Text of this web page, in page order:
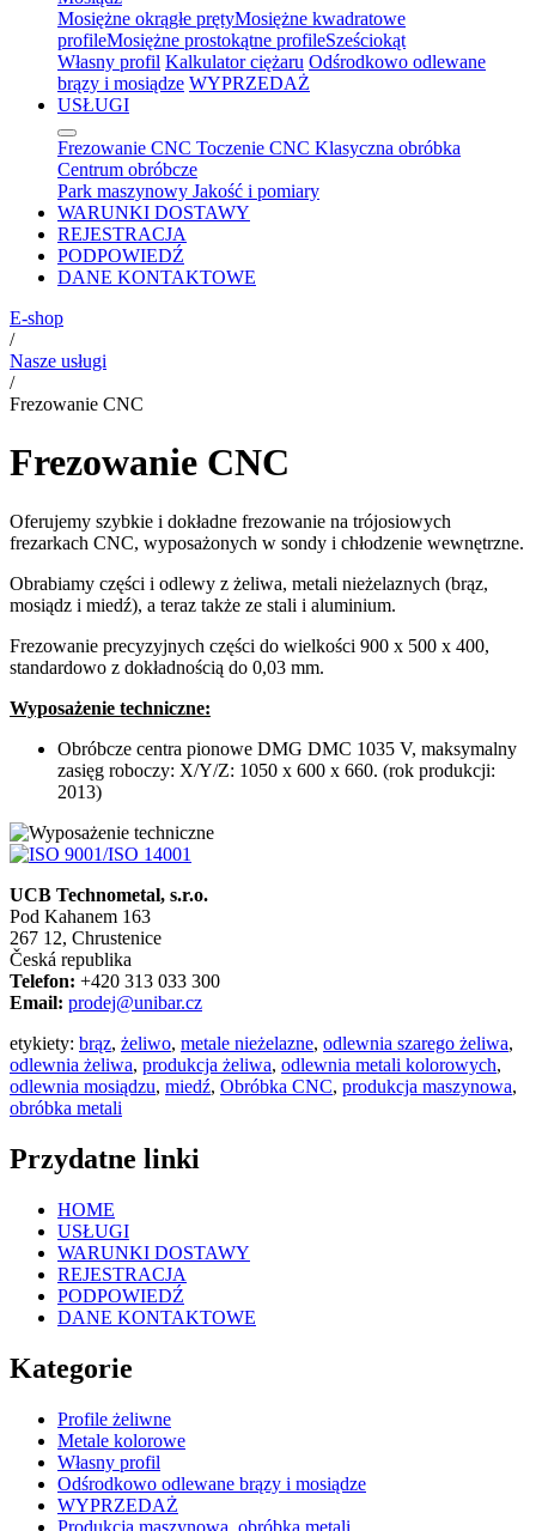
Mosiężne okrągłe prętyMosiężne kwadratowe
profileMosiężne prostokątne profileSześciokąt
Własny profil Kalkulator ciężaru Odśrodkowo odlewane
brązy i mosiądze WYPRZEDAŻ
USŁUGI
Frezowanie CNC Toczenie CNC Klasyczna obróbka
Centrum obróbcze
Park maszynowy Jakość i pomiary
WARUNKI DOSTAWY
REJESTRACJA
PODPOWIEDŹ
DANE KONTAKTOWE
E-shop
/
Nasze usługi
/
Frezowanie CNC
Frezowanie CNC
Oferujemy szybkie i dokładne frezowanie na trójosiowych
frezarkach CNC, wyposażonych w sondy i chłodzenie wewnętrzne.
Obrabiamy części i odlewy z żeliwa, metali nieżelaznych (brąz,
mosiądz i miedź), a teraz także ze stali i aluminium.
Frezowanie precyzyjnych części do wielkości 900 x 500 x 400,
standardowo z dokładnością do 0,03 mm.
Wyposażenie techniczne:
Obróbcze centra pionowe DMG DMC 1035 V, maksymalny
zasięg roboczy: X/Y/Z: 1050 x 600 x 660. (rok produkcji:
2013)
UCB Technometal, s.r.o.
Pod Kahanem 163
267 12, Chrustenice
Česká republika
Telefon: +420 313 033 300
Email: prodej@unibar.cz
etykiety: brąz, żeliwo, metale nieżelazne, odlewnia szarego żeliwa,
odlewnia żeliwa, produkcja żeliwa, odlewnia metali kolorowych,
odlewnia mosiądzu, miedź, Obróbka CNC, produkcja maszynowa,
obróbka metali
Przydatne linki
HOME
USŁUGI
WARUNKI DOSTAWY
REJESTRACJA
PODPOWIEDŹ
DANE KONTAKTOWE
Kategorie
Profile żeliwne
Metale kolorowe
Własny profil
Odśrodkowo odlewane brązy i mosiądze
WYPRZEDAŻ
Produkcja maszynowa, obróbka metali